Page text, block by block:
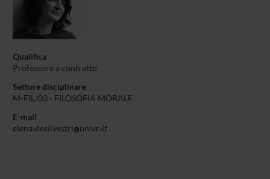
Qualifica
Professore a contratto
Settore disciplinare
M-FIL/03 - FILOSOFIA MORALE
E-mail
elena desilvestri univr it